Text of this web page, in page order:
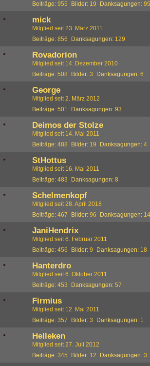
Beiträge 955 Bilder 19 Danksagungen 95
mick
Mitglied seit 23. März 2011
Beiträge 856 Danksagungen 129
Rovadorion
Mitglied seit 14. Dezember 2010
Beiträge 508 Bilder 3 Danksagungen 6
George
Mitglied seit 2. März 2012
Beiträge 501 Danksagungen 93
Deimos der Stolze
Mitglied seit 14. Mai 2011
Beiträge 488 Bilder 19 Danksagungen 4
StHottus
Mitglied seit 16. Mai 2011
Beiträge 483 Danksagungen 8
Schelmenkopf
Mitglied seit 28. April 2018
Beiträge 467 Bilder 96 Danksagungen
JaniHendrix
Mitglied seit 6. Februar 2011
Beiträge 456 Bilder 9 Danksagungen 18
Hanterdro
Mitglied seit 6. Oktober 2011
Beiträge 453 Danksagungen 57
Firmius
Mitglied seit 12. Mai 2011
Beiträge 357 Bilder 3 Danksagungen 1
Helleken
Mitglied seit 27. Juli 2012
Beiträge 345 Bilder 12 Danksagungen 3